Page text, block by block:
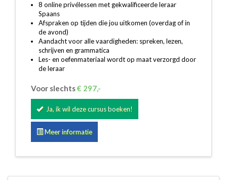
8 online privélessen met gekwalificeerde leraar
Spaans
Afspraken op tijden die jou uitkomen (overdag of in
de avond)
Aandacht voor alle vaardigheden: spreken, lezen,
schrijven en grammatica
Les- en oefenmateriaal wordt op maat verzorgd door
de leraar
Voor slechts€ 297,-
Ja, ik wil deze cursus boeken!
Meer informatie